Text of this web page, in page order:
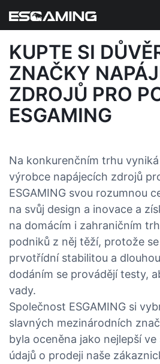
KUPTE SI
ZNAČKY
ZDROJŮ PRO
ESGAMING
Na konkurenčním trhu
výrobce napájecích zdrojů
ESGAMING svou rozumnou
na svůj design a inovace a
na domácím i zahraničním
podniků z něj těží, protože
prvotřídní stabilitou a
dodáním se provádějí testy,
vady.
Společnost ESGAMING si
slavných mezinárodních
byla oceněna jako nejlepší
údajů o prodeji naše